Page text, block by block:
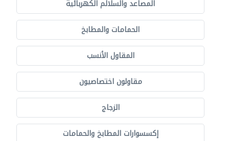
المصاعد والسلالم الكهربائية
الحمامات والمطابخ
المقاول الأنسب
مقاولون اختصاصيون
الزجاج
إكسسوارات المطابخ والحمامات